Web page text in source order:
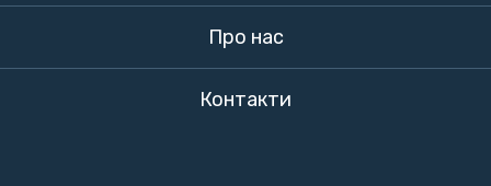
Про нас
Контакти